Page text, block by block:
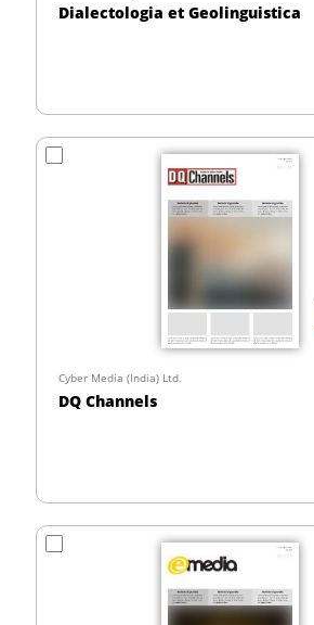
Dialectologia et Geolinguistica
Cyber Media (India) Ltd.
DQ Channels